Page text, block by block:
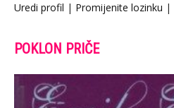
Uredi profil | Promijenite lozinku |
POKLON PRIČE